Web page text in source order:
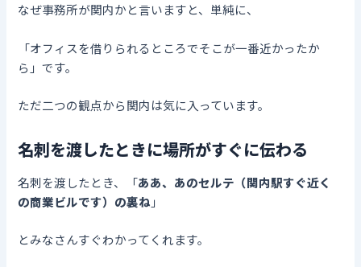
なぜ事務所が関内かと言いますと、単純に、
「オフィスを借りられるところでそこが一番近かったか
ら」です。
ただ二つの観点から関内は気に入っています。
名刺を渡したときに場所がすぐに伝わる
名刺を渡したとき、「ああ、あのセルテ（関内駅すぐ近く
の商業ビルです）の裏ね 」
とみなさんすぐわかってくれます。